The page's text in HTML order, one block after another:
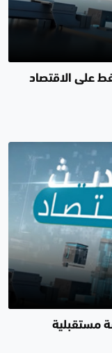
على الاقتصاد
مستقبلية